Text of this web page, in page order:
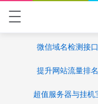
微信域名检测接口
提升网站流量排名
超值服务器与挂机